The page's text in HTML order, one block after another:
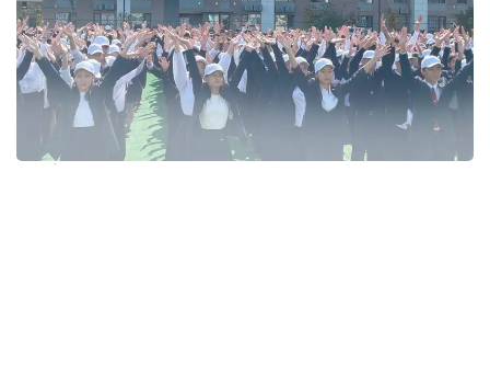
Фото: Министерство просвещения РК